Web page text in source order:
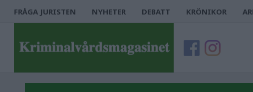
FRÅGA JURISTEN NYHETER DEBATT KRÖNIKOR